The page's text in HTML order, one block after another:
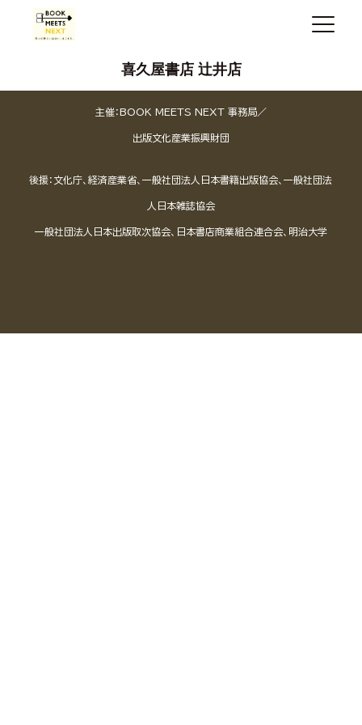
喜久屋書店 辻井店
主催：BOOK MEETS NEXT 事務局／
出版文化産業振興財団
後援：文化庁、経済産業省、一般社団法人日本書籍出版協会、一般社団法
人日本雑誌協会
一般社団法人日本出版取次協会、日本書店商業組合連合会、明治大学